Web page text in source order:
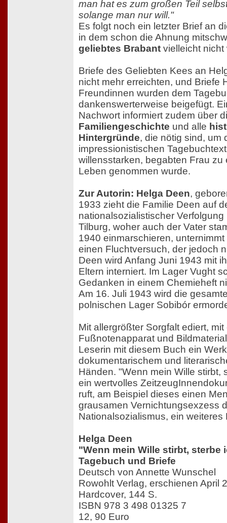
man hat es zum großen Teil
solange man nur will."
Es folgt noch ein letzter Brief an
in dem schon die Ahnung
geliebtes Brabant vielleicht
Briefe des Geliebten Kees an
nicht mehr erreichten, und Briefe
Freundinnen wurden dem
dankenswerterweise beigefügt.
Nachwort informiert zudem über
Familiengeschichte und alle
Hintergründe, die nötig sind, um
impressionistischen
willensstarken, begabten Frau zu
Leben genommen wurde.
Zur Autorin: Helga Deen,
1933 zieht die Familie Deen auf
nationalsozialistischer
Tilburg, woher auch der Vater
1940 einmarschieren,
einen Fluchtversuch, der jedoch
Deen wird Anfang Juni 1943 mit
Eltern interniert. Im Lager Vught
Gedanken in einem Chemieheft
Am 16. Juli 1943 wird die
polnischen Lager Sobibór
Mit allergrößter Sorgfalt ediert,
Fußnotenapparat und
Leserin mit diesem Buch ein
dokumentarischem und
Händen. "Wenn mein Wille stirbt,
ein wertvolles
ruft, am Beispiel dieses einen
grausamen Vernichtungsexzess
Nationalsozialismus, ein weiteres
Helga Deen
"Wenn mein Wille stirbt, sterbe
Tagebuch und Briefe
Deutsch von Annette Wunschel
Rowohlt Verlag, erschienen April
Hardcover, 144 S.
ISBN 978 3 498 01325 7
12, 90 Euro